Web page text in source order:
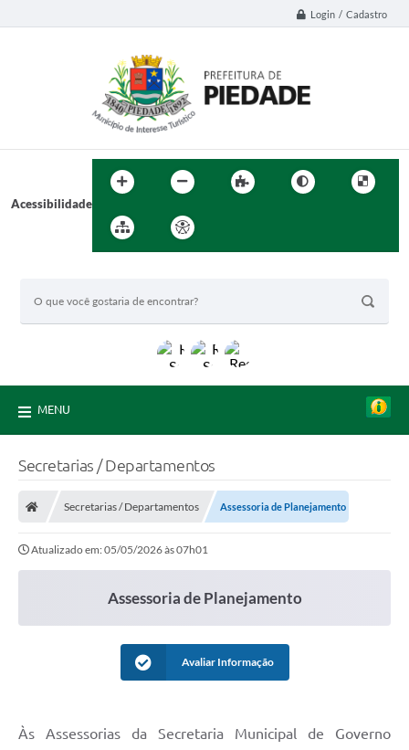
Login / Cadastro
Acessibilidade
MENU
Secretarias / Departamentos
Secretarias / Departamentos Assessoria de Planejamento
Atualizado em: 05/05/2026 às 07h01
Assessoria de Planejamento
Avaliar Informação
Às Assessorias da Secretaria Municipal de Governo